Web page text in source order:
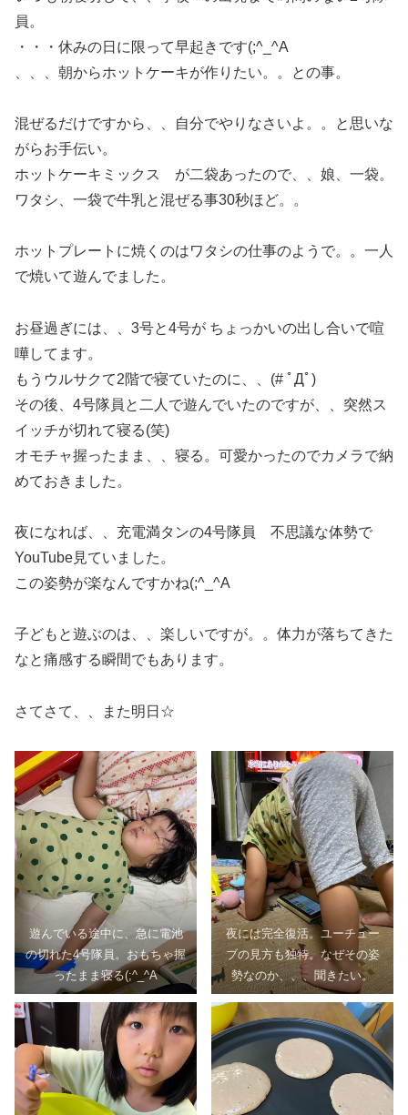
員。
・・・休みの日に限って早起きです(;^_^A
、、、朝からホットケーキが作りたい。。との事。
混ぜるだけですから、、自分でやりなさいよ。。と思いな
がらお手伝い。
ホットケーキミックス が二袋あったので、、娘、一袋。
ワタシ、一袋で牛乳と混ぜる事30秒ほど。。
ホットプレートに焼くのはワタシの仕事のようで。。一人
で焼いて遊んでました。
お昼過ぎには、、3号と4号が ちょっかいの出し合いで喧
嘩してます。
もうウルサクて2階で寝ていたのに、、(# ﾟДﾟ)
その後、4号隊員と二人で遊んでいたのですが、、突然ス
イッチが切れて寝る(笑)
オモチャ握ったまま、、寝る。可愛かったのでカメラで納
めておきました。
夜になれば、、充電満タンの4号隊員 不思議な体勢で
YouTube見ていました。
この姿勢が楽なんですかね(;^_^A
子どもと遊ぶのは、、楽しいですが。。体力が落ちてきた
なと痛感する瞬間でもあります。
さてさて、、また明日☆
遊んでいる途中に、急に電池
の切れた4号隊員。おもちゃ握
ったまま寝る(;^_^A
夜には完全復活。ユーチュー
ブの見方も独特。なぜその姿
勢なのか、、、聞きたい。